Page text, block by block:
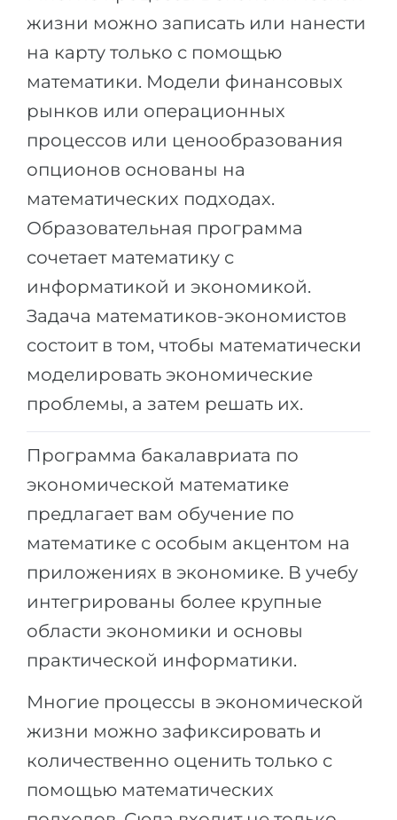
Города
Специальности
Примеры вакансий
Тест Голланда
Тест Карта Интересов
Тест RIASEC
Успех
100%
Наши студенты успешно поступают
ПОСТУПАЕМ НА...
Медицина
Другая специальность
ПОСТУПАЕМ ИЗ...
Россия
Украина
Казахстан
Азербайджан
Армения
Другая страна
ЗАПИСАТЬСЯ НА КОНСУЛЬТАЦИЮ
жизни можно записать или нанести
на карту только с помощью
математики. Модели финансовых
рынков или операционных
процессов или ценообразования
опционов основаны на
математических подходах.
Образовательная программа
сочетает математику с
информатикой и экономикой.
Задача математиков-экономистов
состоит в том, чтобы математически
моделировать экономические
проблемы, а затем решать их.
Программа бакалавриата по
экономической математике
предлагает вам обучение по
математике с особым акцентом на
приложениях в экономике. В учебу
интегрированы более крупные
области экономики и основы
практической информатики.
Многие процессы в экономической
жизни можно зафиксировать и
количественно оценить только с
помощью математических